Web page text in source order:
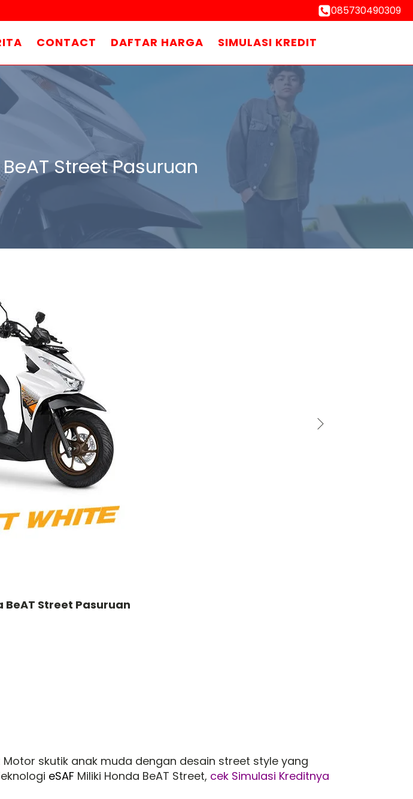
085730490309
CONTACT DAFTAR HARGA SIMULASI KREDIT
Street Pasuruan
Street Pasuruan
Motor skutik anak muda dengan desain street style yang
eSAF Miliki Honda BeAT Street, cek Simulasi Kreditnya